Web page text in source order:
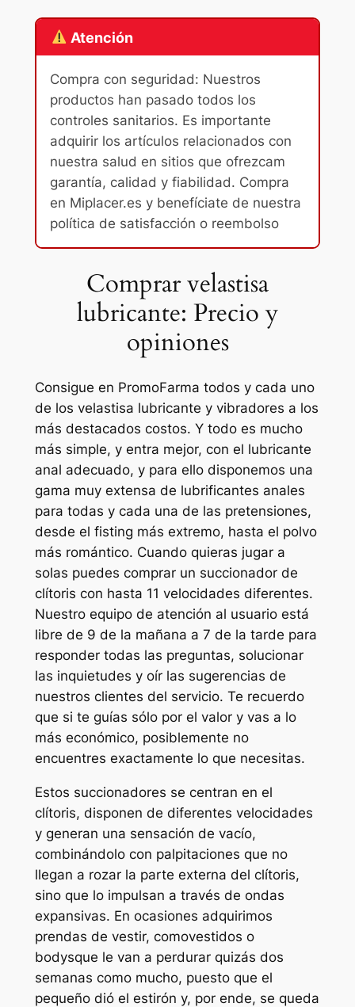
Atención
Compra con seguridad: Nuestros
productos han pasado todos los
controles sanitarios. Es importante
adquirir los artículos relacionados con
nuestra salud en sitios que ofrezcam
garantía, calidad y fiabilidad. Compra
en Miplacer.es y benefíciate de nuestra
política de satisfacción o reembolso
Comprar velastisa
lubricante: Precio y
opiniones
Consigue en PromoFarma todos y cada uno
de los velastisa lubricante y vibradores a los
más destacados costos. Y todo es mucho
más simple, y entra mejor, con el lubricante
anal adecuado, y para ello disponemos una
gama muy extensa de lubrificantes anales
para todas y cada una de las pretensiones,
desde el fisting más extremo, hasta el polvo
más romántico. Cuando quieras jugar a
solas puedes comprar un succionador de
clítoris con hasta 11 velocidades diferentes.
Nuestro equipo de atención al usuario está
libre de 9 de la mañana a 7 de la tarde para
responder todas las preguntas, solucionar
las inquietudes y oír las sugerencias de
nuestros clientes del servicio. Te recuerdo
que si te guías sólo por el valor y vas a lo
más económico, posiblemente no
encuentres exactamente lo que necesitas.
Estos succionadores se centran en el
clítoris, disponen de diferentes velocidades
y generan una sensación de vacío,
combinándolo con palpitaciones que no
llegan a rozar la parte externa del clítoris,
sino que lo impulsan a través de ondas
expansivas. En ocasiones adquirimos
prendas de vestir, comovestidos o
bodysque le van a perdurar quizás dos
semanas como mucho, puesto que el
pequeño dió el estirón y, por ende, se queda